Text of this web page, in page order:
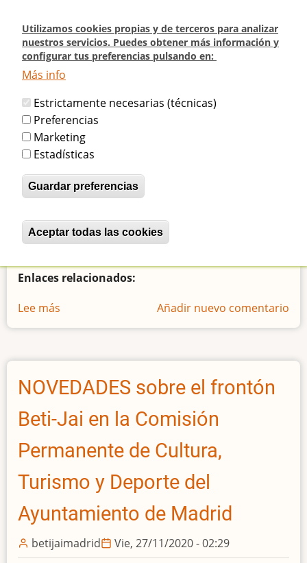
Utilizamos cookies propias y de terceros para analizar
nuestros servicios. Puedes obtener más información y
configurar tus preferencias pulsando en:
Más info
Estrictamente necesarias (técnicas)
Preferencias
Marketing
Estadísticas
Guardar preferencias
Aceptar todas las cookies
Revocar consentimiento
contenido
principal
Inicio Entradas de blog
Entradas de blog
ENTREVISTA sobre el Frontón
betijaimadrid Mié, 02/12/2020 - 01:42
Enlaces relacionados:
Lee más
ENTREVISTA
el
Frontón
Beti-
Jai
en
el
@cafelluvia
Añadir nuevo comentario
NOVEDADES sobre el frontón
Beti-Jai en la Comisión
Permanente de Cultura,
Turismo y Deporte del
Ayuntamiento de Madrid
betijaimadrid
Vie, 27/11/2020 - 02:29